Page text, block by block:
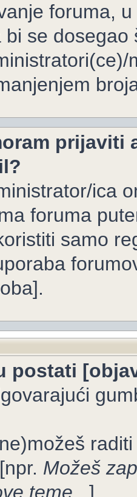
foruma,
bi se
prijaviti
ica
foruma
samo
postati
Možeš
teme ...].